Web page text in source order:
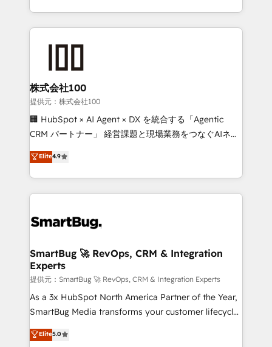
First, RevOps-led, Onboarding obsessed ★
Company of the Year 2024/25 INSIDEA helps
and build AI-powered workflows that drive adoption
from week one, in your time zone. What we do ➤
Onboarding: Live in weeks, with workflows built
around your business, not a template. ➤ Migration:
Move from any legacy CRM. Zero downtime, full data
run your revenue process. Sales, marketing, and
service wired together. ➤ AI and Integrations: Layer
tune-ups, feature rollouts, adoption coaching. Buying
HubSpot, switching to it, or reviving a stale portal?
We are built for the work.
株式会社100
提供元：株式会社100
🏢 HubSpot × AI Agent × DX を統合する「Agentic
CRM パートナー」 経営課題と現場業務をつなぐAIネイ
ティブ・エージェンシーとして、HubSpot Eliteの実装
力で顧客フロント業務を再設計します。 💡 100inc は何
をする会社か？ HubSpotを共通基盤に、AIエージェン
トを組み込んだ顧客フロント業務（マーケティング・営
ィブ・エージェンシーです。事業部・グループ会社・部
を、CRMを軸とした全社共通基盤に再構築します。意
思決定者・PMO・現場担当者に並走します。 1️⃣
HubSpot導入・活用支援 顧客データの一元化から、
GTMの見える化・自動化まで。全Hub統合運用、デー
タ品質設計、グループ横断のCRM統合に対応します。
の一部をAIが自律実行する組織への移行を設計・実装。
Elite4.9
SmartBug 🚀 RevOps, CRM & Integration
Experts
提供元：SmartBug 🚀 RevOps, CRM & Integration Experts
As a 3x HubSpot North America Partner of the Year,
SmartBug Media transforms your customer lifecycle
into a revenue engine. Our unified ecosystem
includes specialized divisions Globalia (AI &
Elite5.0